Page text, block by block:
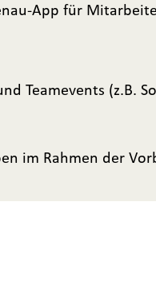
App für
Teamevents (z.B.
im Rahmen der